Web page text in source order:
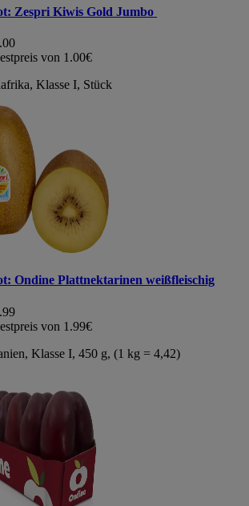
Zespri Kiwis Gold Jumbo
von 1.00€
Klasse I, Stück
Ondine Plattnektarinen weißfleischig
von 1.99€
Klasse I, 450 g, (1 kg = 4,42)